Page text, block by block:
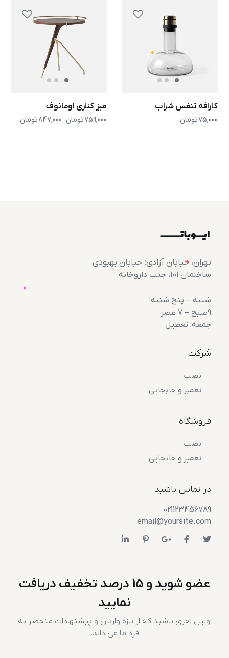
کارافه تنفس شراب
75,000تومان
میز کناری اومانوف
759,000تومان–
847,000تومان
تهران، خیابان آزادی؛ خیابان بهبودی
ساختمان 101، جنب داروخانه
شنبه – پنج شنبه:
9صبح – 7 عصر
جمعه: تعطیل
شرکت
نصب
تعمیر و جابجایی
فروشگاه
نصب
تعمیر و جابجایی
در تماس باشید
021123456789
email@yoursite.com
عضو شوید و 15 درصد تخفیف دریافت
نمایید
اولین نفری باشید که از تازه واردان و پیشنهادات منحصر به
فرد ما می داند.